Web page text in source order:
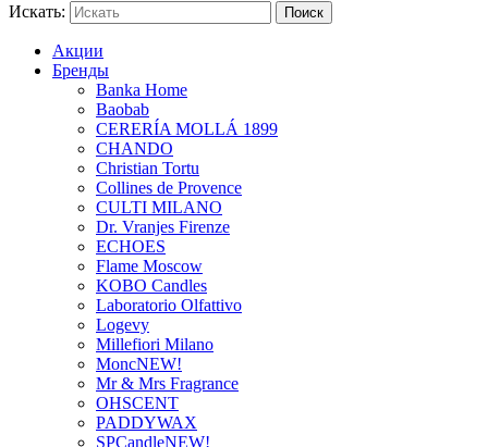
Искать:
Акции
Бренды
Banka Home
Baobab
CERERÍA MOLLÁ 1899
CHANDO
Christian Tortu
Collines de Provence
CULTI MILANO
Dr. Vranjes Firenze
ECHOES
Flame Moscow
KOBO Candles
Laboratorio Olfattivo
Logevy
Millefiori Milano
MoncNEW!
Mr & Mrs Fragrance
OHSCENT
PADDYWAX
SPCandleNEW!